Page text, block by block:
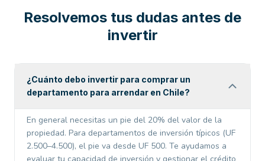
Resolvemos tus dudas antes de
invertir
¿Cuánto debo invertir para comprar un
departamento para arrendar en Chile?
En general necesitas un pie del 20% del valor de la
propiedad. Para departamentos de inversión típicos (UF
2.500–4.500), el pie va desde UF 500. Te ayudamos a